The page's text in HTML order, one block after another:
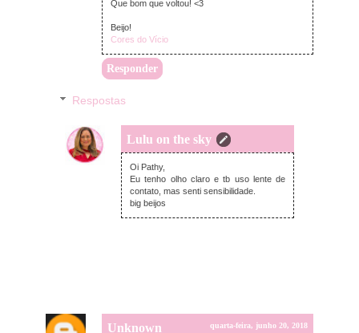
Que bom que voltou! <3
Beijo!
Cores do Vício
Responder
Respostas
Lulu on the sky
quarta-feira, junho 20, 2018
Oi Pathy,
Eu tenho olho claro e tb uso lente de
contato, mas senti sensibilidade.
big beijos
Unknown quarta-feira, junho 20, 2018